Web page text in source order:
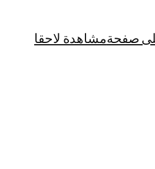
صفحةمشاهدة لاحقا